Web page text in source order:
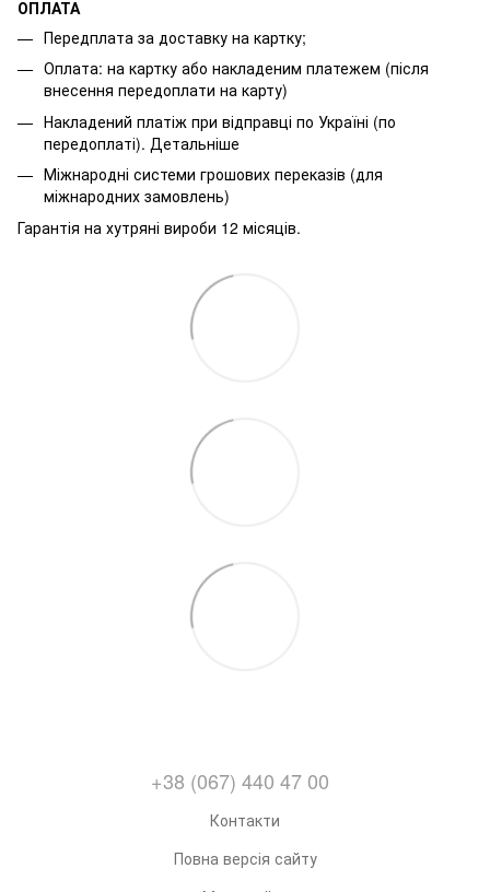
ОПЛАТА
Передплата за доставку на картку;
Оплата: на картку або накладеним платежем (після
внесення передоплати на карту)
Накладений платіж при відправці по Україні (по
передоплаті). Детальніше
Міжнародні системи грошових переказів (для
міжнародних замовлень)
Гарантія на хутряні вироби 12 місяців.
+38 (067) 440 47 00
Контакти
Повна версія сайту